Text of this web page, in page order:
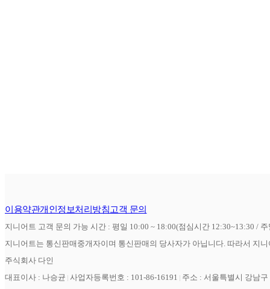
이용약관개인정보처리방침고객 문의
지니어트 고객 문의 가능 시간 : 평일 10:00 ~ 18:00(점심시간 12:30~13:30 /
지니어트는 통신판매중개자이며 통신판매의 당사자가 아닙니다. 따라서 지
주식회사 다인
대표이사 : 나승균 사업자등록번호 : 101-86-16191 주소 : 서울특별시 강남